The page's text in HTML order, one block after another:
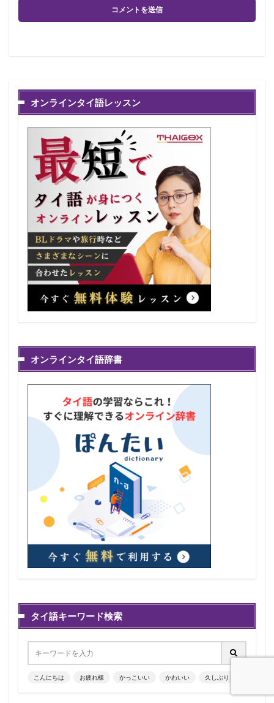
オンラインタイ語レッスン
オンラインタイ語辞書
タイ語キーワード検索
こんにちは お疲れ様 かっこいい かわいい 久しぶり